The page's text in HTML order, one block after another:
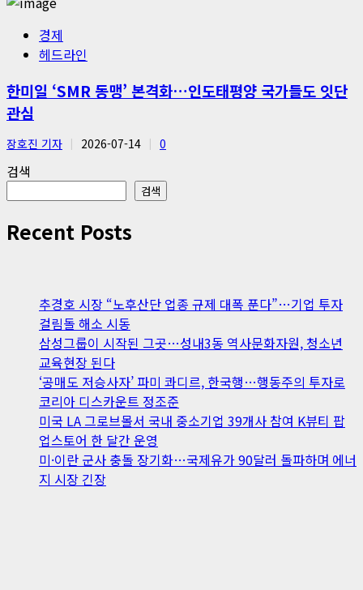
경제
헤드라인
한미일 ‘SMR 동맹’ 본격화…인도태평양 국가들도 잇단
관심
장호진 기자 2026-07-14 0
검색
검색
Recent Posts
추경호 시장 “노후산단 업종 규제 대폭 푼다”…기업 투자
걸림돌 해소 시동
삼성그룹이 시작된 그곳…성내3동 역사문화자원, 청소년
교육현장 된다
‘공매도 저승사자’ 파미 콰디르, 한국행…행동주의 투자로
코리아 디스카운트 정조준
미국 LA 그로브몰서 국내 중소기업 39개사 참여 K뷰티 팝
업스토어 한 달간 운영
미·이란 군사 충돌 장기화…국제유가 90달러 돌파하며 에너
지 시장 긴장